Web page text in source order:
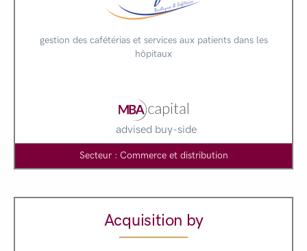
gestion des cafétérias et services aux patients dans les
hôpitaux
advised buy-side
Secteur : Commerce et distribution
Acquisition by